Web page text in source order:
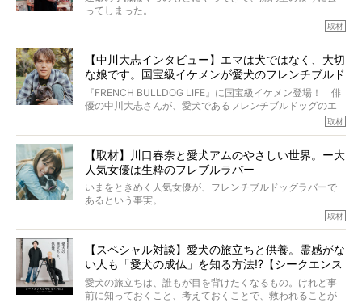
た。さらには、治療後3年間は一度も発作が起きなかったと
いいます。
この事実はフレンチブルドッグだけでなく、脳腫瘍と闘う
多くの犬たちに勇気と希望を与えるに違いありません。桃
太郎のオーナーである佐藤さんご夫婦に、治療の選択やケ
アについて詳しくお話しをうかがいました。
ってしまった。
けれども、ぼくらはそのことについて考えたいし、泣き出
り添いたいと思う。
その悲しみをいますぐ解消することはできないが、話をき
いて、泣いたり笑ったりするのもいいだろう。
こんな子だった、こんなにいい子だった、ほんとうに愛し
ていたと。
ぼくらは上沼恵美子さんのご自宅へ伺って、お話をきこう
と思った。
取材
【中川大志インタビュー】エマは犬ではなく、大切
な娘です。国宝級イケメンが愛犬のフレンチブルド
ッグと一緒に登場
『FRENCH BULLDOG LIFE』に国宝級イケメン登場！ 俳
優の中川大志さんが、愛犬であるフレンチブルドッグのエ
マちゃん（2歳の女の子）にメロメロとの情報を聞きつけ、
中川さんを直撃。そのフレブル愛をたっぷり語っていただ
カエピソードが次から次へと飛び出しました。
取材
【取材】川口春奈と愛犬アムのやさしい世界。ー大
人気女優は生粋のフレブルラバー
いまをときめく人気女優が、フレンチブルドッグラバーで
あるという事実。
とりを目の当たりにするほどに、そのフレンチブルドッグ
愛がわたしたちのそれとまったく同じであることに、なん
だかうれしくなってしまったのでした。
春奈さんとアムちゃんのすてきな暮らしを、BUHI編集長の
取材
【スペシャル対談】愛犬の旅立ちと供養。霊感がな
い人も「愛犬の成仏」を知る方法!?【シークエンス
はやとも×PELI】
愛犬の旅立ちは、誰もが目を背けたくなるもの。けれど事
前に知っておくこと、考えておくことで、救われることが